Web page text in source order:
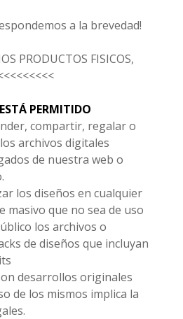
a la brevedad!
PRODUCTOS FISICOS,
PERMITIDO
compartir, regalar o
archivos digitales
de nuestra web o
los diseños en cualquier
que no sea de uso
los archivos o
de diseños que incluyan
desarrollos originales
de los mismos implica la